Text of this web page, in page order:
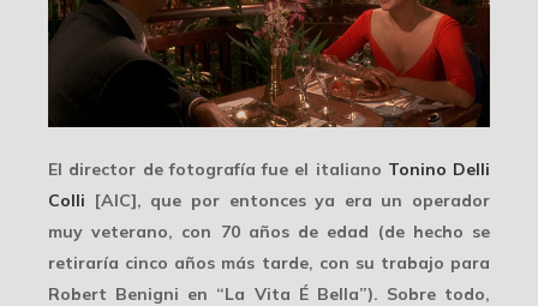
El director de fotografía fue el italiano Tonino Delli
Colli [AIC], que por entonces ya era un operador
muy veterano, con 70 años de edad (de hecho se
retiraría cinco años más tarde, con su trabajo para
Robert Benigni en “La Vita É Bella”). Sobre todo,